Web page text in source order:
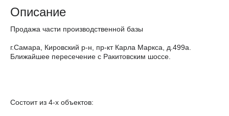
Описание
Продажа части производственной базы
г.Самара, Кировский р-н, пр-кт Карла Маркса, д.499а.
Ближайшее пересечение с Ракитовским шоссе.
Состоит из 4-х объектов: